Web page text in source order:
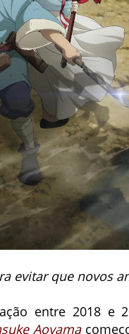
evitar que novos
entre 2018 e
Aoyama